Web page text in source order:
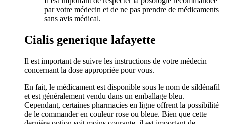
par votre médecin et de ne pas prendre de médicaments
sans avis médical.
Cialis generique lafayette
Il est important de suivre les instructions de votre médecin
concernant la dose appropriée pour vous.
En fait, le médicament est disponible sous le nom de sildénafil
et est généralement vendu dans un emballage bleu.
Cependant, certaines pharmacies en ligne offrent la possibilité
de le commander en couleur rose ou bleue. Bien que cette